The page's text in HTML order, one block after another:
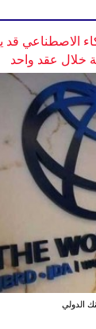
الاصطناعي قد
خلال عقد واحد
الدولي